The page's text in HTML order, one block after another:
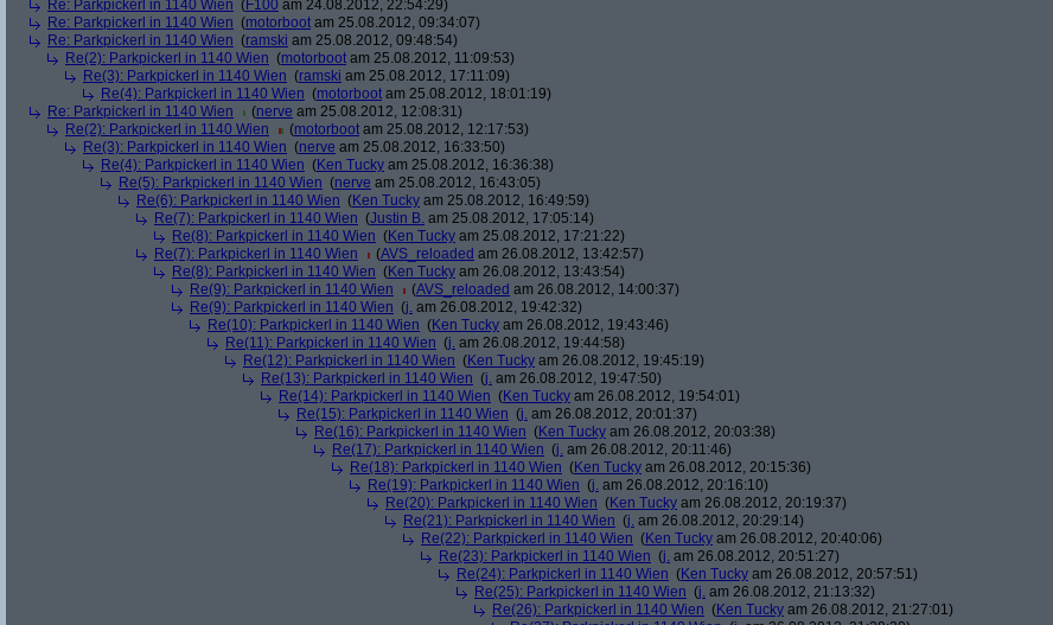
Re: Parkpickerl in 1140 Wien (F100 am 24.08.2012, 22:54:29)
Re: Parkpickerl in 1140 Wien (motorboot am 25.08.2012, 09:34:07)
Re: Parkpickerl in 1140 Wien (ramski am 25.08.2012, 09:48:54)
Re(2): Parkpickerl in 1140 Wien (motorboot am 25.08.2012, 11:09:53)
Re(3): Parkpickerl in 1140 Wien (ramski am 25.08.2012, 17:11:09)
Re(4): Parkpickerl in 1140 Wien (motorboot am 25.08.2012, 18:01:19)
Re: Parkpickerl in 1140 Wien
(nerve am 25.08.2012, 12:08:31)
Re(2): Parkpickerl in 1140 Wien
(motorboot am 25.08.2012, 12:17:53)
Re(3): Parkpickerl in 1140 Wien (nerve am 25.08.2012, 16:33:50)
Re(4): Parkpickerl in 1140 Wien (Ken Tucky am 25.08.2012, 16:36:38)
Re(5): Parkpickerl in 1140 Wien (nerve am 25.08.2012, 16:43:05)
Re(6): Parkpickerl in 1140 Wien (Ken Tucky am 25.08.2012, 16:49:59)
Re(7): Parkpickerl in 1140 Wien (Justin B. am 25.08.2012, 17:05:14)
Re(8): Parkpickerl in 1140 Wien (Ken Tucky am 25.08.2012, 17:21:22)
Re(7): Parkpickerl in 1140 Wien
(AVS_reloaded am 26.08.2012, 13:42:57)
Re(8): Parkpickerl in 1140 Wien (Ken Tucky am 26.08.2012, 13:43:54)
Re(9): Parkpickerl in 1140 Wien
(AVS_reloaded am 26.08.2012, 14:00:37)
Re(9): Parkpickerl in 1140 Wien (j. am 26.08.2012, 19:42:32)
Re(10): Parkpickerl in 1140 Wien (Ken Tucky am 26.08.2012, 19:43:46)
Re(11): Parkpickerl in 1140 Wien (j. am 26.08.2012, 19:44:58)
Re(12): Parkpickerl in 1140 Wien (Ken Tucky am 26.08.2012, 19:45:19)
Re(13): Parkpickerl in 1140 Wien (j. am 26.08.2012, 19:47:50)
Re(14): Parkpickerl in 1140 Wien (Ken Tucky am 26.08.2012, 19:54:01)
Re(15): Parkpickerl in 1140 Wien (j. am 26.08.2012, 20:01:37)
Re(16): Parkpickerl in 1140 Wien (Ken Tucky am 26.08.2012, 20:03:38)
Re(17): Parkpickerl in 1140 Wien (j. am 26.08.2012, 20:11:46)
Re(18): Parkpickerl in 1140 Wien (Ken Tucky am 26.08.2012, 20:15:36)
Re(19): Parkpickerl in 1140 Wien (j. am 26.08.2012, 20:16:10)
Re(20): Parkpickerl in 1140 Wien (Ken Tucky am 26.08.2012, 20:19:37)
Re(21): Parkpickerl in 1140 Wien (j. am 26.08.2012, 20:29:14)
Re(22): Parkpickerl in 1140 Wien (Ken Tucky am 26.08.2012, 20:40:06)
Re(23): Parkpickerl in 1140 Wien (j. am 26.08.2012, 20:51:27)
Re(24): Parkpickerl in 1140 Wien (Ken Tucky am 26.08.2012, 20:57:51)
Re(25): Parkpickerl in 1140 Wien (j. am 26.08.2012, 21:13:32)
Re(26): Parkpickerl in 1140 Wien (Ken Tucky am 26.08.2012, 21:27:01)